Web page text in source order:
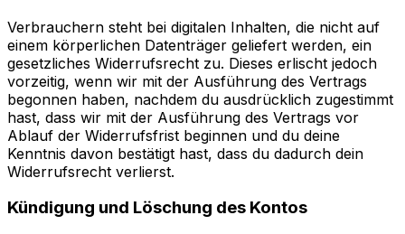
Verbrauchern steht bei digitalen Inhalten, die nicht auf
einem körperlichen Datenträger geliefert werden, ein
gesetzliches Widerrufsrecht zu. Dieses erlischt jedoch
vorzeitig, wenn wir mit der Ausführung des Vertrags
begonnen haben, nachdem du ausdrücklich zugestimmt
hast, dass wir mit der Ausführung des Vertrags vor
Ablauf der Widerrufsfrist beginnen und du deine
Kenntnis davon bestätigt hast, dass du dadurch dein
Widerrufsrecht verlierst.
Kündigung und Löschung des Kontos